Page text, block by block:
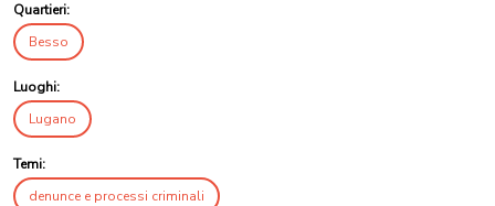
Quartieri:
Besso
Luoghi:
Lugano
Temi:
denunce e processi criminali